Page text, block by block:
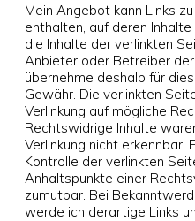
Mein Angebot kann Links
enthalten, auf deren Inhalte
die Inhalte der verlinkten
Anbieter oder Betreiber
übernehme deshalb für
Gewähr. Die verlinkten
Verlinkung auf mögliche
Rechtswidrige Inhalte
Verlinkung nicht erkennbar.
Kontrolle der verlinkten
Anhaltspunkte einer
zumutbar. Bei
werde ich derartige Links